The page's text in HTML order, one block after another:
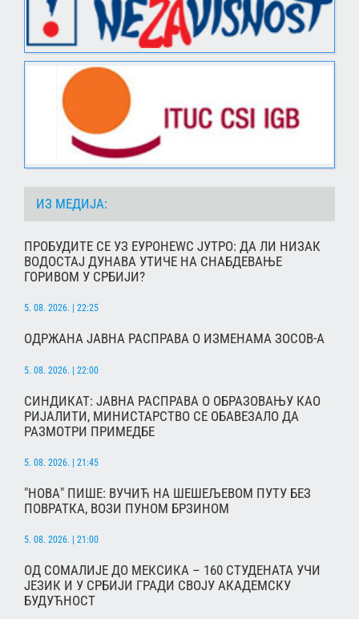
ИЗ МЕДИЈА:
ПРОБУДИТЕ СЕ УЗ ЕУРОНЕWС ЈУТРО: ДА ЛИ НИЗАК
ВОДОСТАЈ ДУНАВА УТИЧЕ НА СНАБДЕВАЊЕ
ГОРИВОМ У СРБИЈИ?
5. 08. 2026. | 22:25
ОДРЖАНА ЈАВНА РАСПРАВА О ИЗМЕНАМА ЗОСОВ-А
5. 08. 2026. | 22:00
СИНДИКАТ: ЈАВНА РАСПРАВА О ОБРАЗОВАЊУ КАО
РИЈАЛИТИ, МИНИСТАРСТВО СЕ ОБАВЕЗАЛО ДА
РАЗМОТРИ ПРИМЕДБЕ
5. 08. 2026. | 21:45
"НОВА" ПИШЕ: ВУЧИЋ НА ШЕШЕЉЕВОМ ПУТУ БЕЗ
ПОВРАТКА, ВОЗИ ПУНОМ БРЗИНОМ
5. 08. 2026. | 21:00
ОД СОМАЛИЈЕ ДО МЕКСИКА – 160 СТУДЕНАТА УЧИ
ЈЕЗИК И У СРБИЈИ ГРАДИ СВОЈУ АКАДЕМСКУ
БУДУЋНОСТ